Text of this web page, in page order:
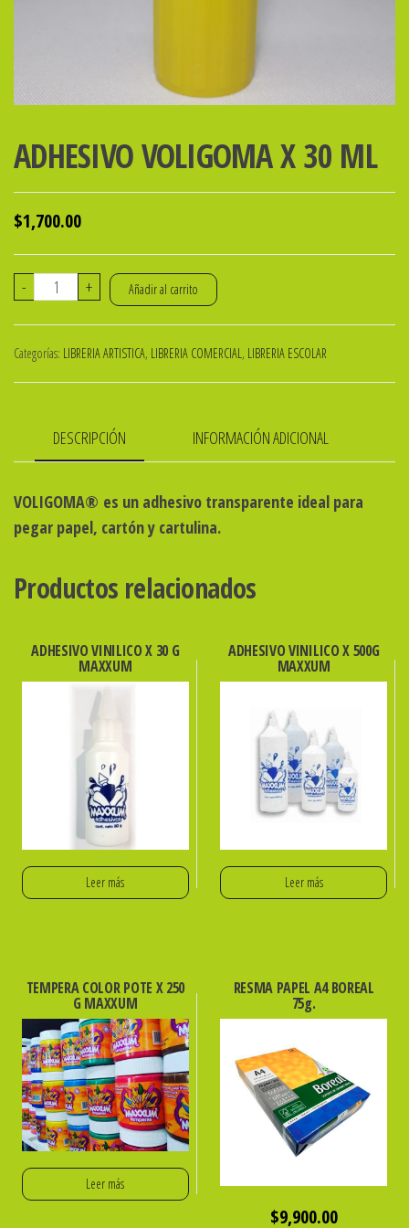
ADHESIVO VOLIGOMA X 30 ML
$1,700.00
-
ADHESIVO
30
ML
+ Añadir al carrito
Categorías: LIBRERIA ARTISTICA, LIBRERIA COMERCIAL, LIBRERIA ESCOLAR
DESCRIPCIÓN INFORMACIÓN ADICIONAL
VOLIGOMA® es un adhesivo transparente ideal para
pegar papel, cartón y cartulina.
Productos relacionados
ADHESIVO VINILICO X 30 G
MAXXUM
Leer más
ADHESIVO VINILICO X 500G
MAXXUM
Leer más
TEMPERA COLOR POTE X 250
G MAXXUM
Leer más
RESMA PAPEL A4 BOREAL
75g.
$9,900.00